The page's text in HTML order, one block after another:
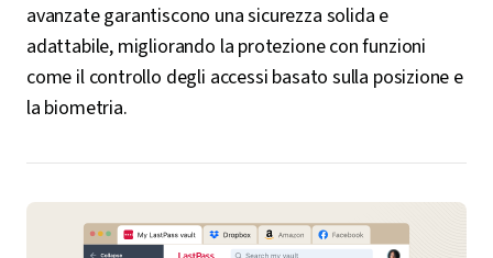
avanzate garantiscono una sicurezza solida e
adattabile, migliorando la protezione con funzioni
come il controllo degli accessi basato sulla posizione e
la biometria.